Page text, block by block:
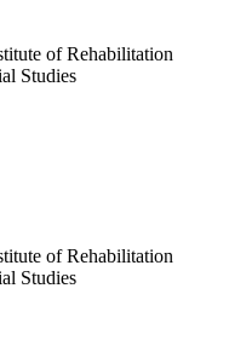
of Rehabilitation
Studies
of Rehabilitation
Studies